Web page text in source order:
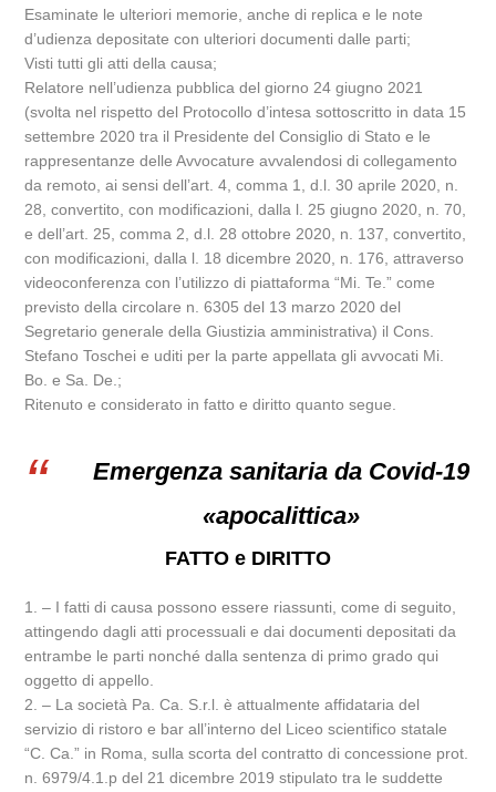
Esaminate le ulteriori memorie, anche di replica e le note
d’udienza depositate con ulteriori documenti dalle parti;
Visti tutti gli atti della causa;
Relatore nell’udienza pubblica del giorno 24 giugno 2021
(svolta nel rispetto del Protocollo d’intesa sottoscritto in data 15
settembre 2020 tra il Presidente del Consiglio di Stato e le
rappresentanze delle Avvocature avvalendosi di collegamento
da remoto, ai sensi dell’art. 4, comma 1, d.l. 30 aprile 2020, n.
28, convertito, con modificazioni, dalla l. 25 giugno 2020, n. 70,
e dell’art. 25, comma 2, d.l. 28 ottobre 2020, n. 137, convertito,
con modificazioni, dalla l. 18 dicembre 2020, n. 176, attraverso
videoconferenza con l’utilizzo di piattaforma “Mi. Te.” come
previsto della circolare n. 6305 del 13 marzo 2020 del
Segretario generale della Giustizia amministrativa) il Cons.
Stefano Toschei e uditi per la parte appellata gli avvocati Mi.
Bo. e Sa. De.;
Ritenuto e considerato in fatto e diritto quanto segue.
Emergenza sanitaria da Covid-19
«apocalittica»
FATTO e DIRITTO
1. – I fatti di causa possono essere riassunti, come di seguito,
attingendo dagli atti processuali e dai documenti depositati da
entrambe le parti nonché dalla sentenza di primo grado qui
oggetto di appello.
2. – La società Pa. Ca. S.r.l. è attualmente affidataria del
servizio di ristoro e bar all’interno del Liceo scientifico statale
“C. Ca.” in Roma, sulla scorta del contratto di concessione prot.
n. 6979/4.1.p del 21 dicembre 2019 stipulato tra le suddette